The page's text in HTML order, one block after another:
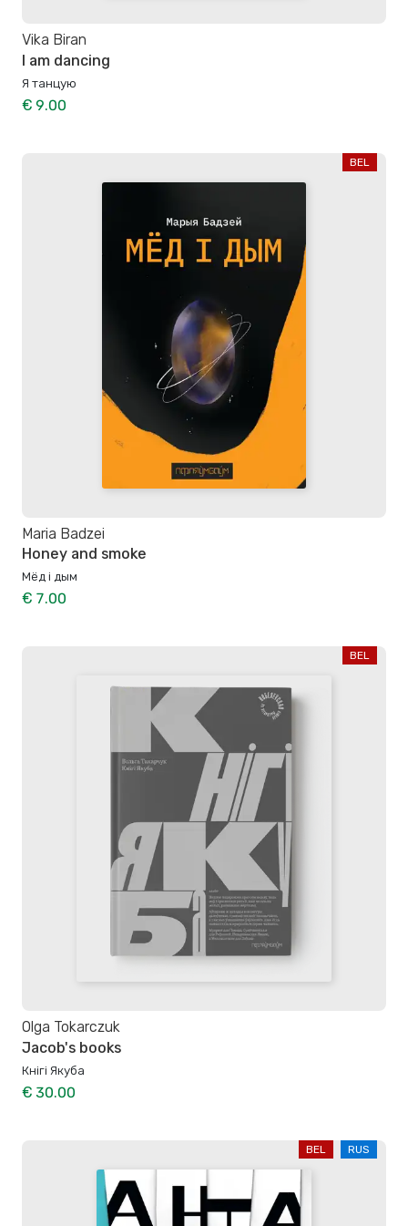
Vika Biran
I am dancing
Я танцую
€ 9.00
BEL
Maria Badzei
Honey and smoke
Мёд і дым
€ 7.00
BEL
Olga Tokarczuk
Jacob's books
Кнігі Якуба
€ 30.00
BEL RUS